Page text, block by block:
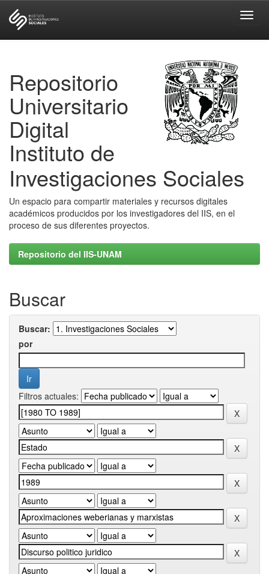
Repositorio
Universitario
Digital
Instituto de
Investigaciones Sociales
Un espacio para compartir materiales y recursos digitales
académicos producidos por los investigadores del IIS, en el
proceso de sus diferentes proyectos.
Repositorio del IIS-UNAM
Buscar
Buscar:
por
Filtros actuales: